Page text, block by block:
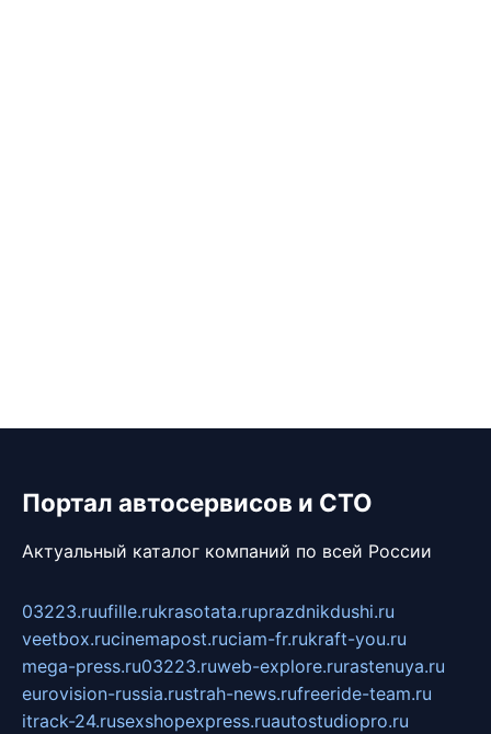
Портал автосервисов и СТО
Актуальный каталог компаний по всей России
03223.ruufille.rukrasotata.ruprazdnikdushi.ru
veetbox.rucinemapost.ruciam-fr.rukraft-you.ru
mega-press.ru03223.ruweb-explore.rurastenuya.ru
eurovision-russia.rustrah-news.rufreeride-team.ru
itrack-24.rusexshopexpress.ruautostudiopro.ru